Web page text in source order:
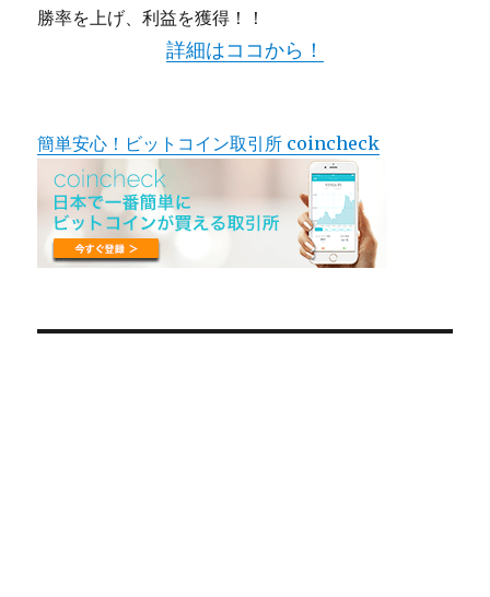
勝率を上げ、利益を獲得！！
詳細はココから！
簡単安心！ビットコイン取引所 coincheck